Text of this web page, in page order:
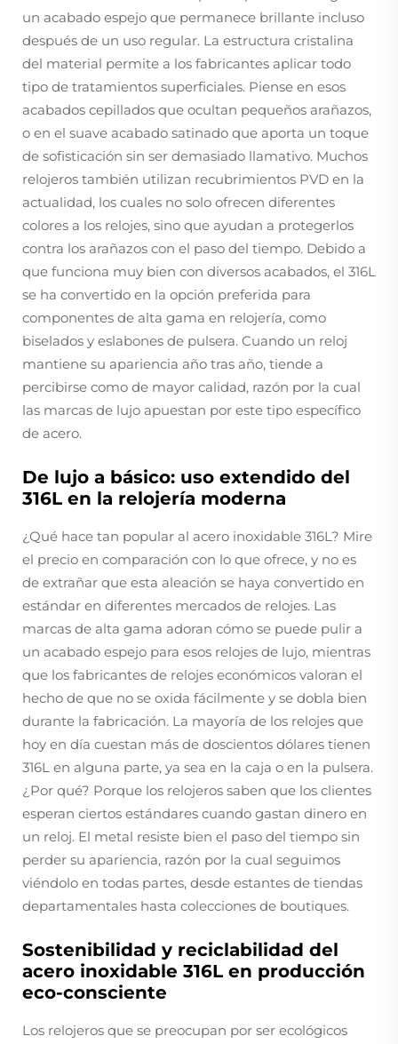
un acabado espejo que permanece brillante incluso
después de un uso regular. La estructura cristalina
del material permite a los fabricantes aplicar todo
tipo de tratamientos superficiales. Piense en esos
acabados cepillados que ocultan pequeños arañazos,
o en el suave acabado satinado que aporta un toque
de sofisticación sin ser demasiado llamativo. Muchos
relojeros también utilizan recubrimientos PVD en la
actualidad, los cuales no solo ofrecen diferentes
colores a los relojes, sino que ayudan a protegerlos
contra los arañazos con el paso del tiempo. Debido a
que funciona muy bien con diversos acabados, el 316L
se ha convertido en la opción preferida para
componentes de alta gama en relojería, como
biselados y eslabones de pulsera. Cuando un reloj
mantiene su apariencia año tras año, tiende a
percibirse como de mayor calidad, razón por la cual
las marcas de lujo apuestan por este tipo específico
de acero.
De lujo a básico: uso extendido del
316L en la relojería moderna
¿Qué hace tan popular al acero inoxidable 316L? Mire
el precio en comparación con lo que ofrece, y no es
de extrañar que esta aleación se haya convertido en
estándar en diferentes mercados de relojes. Las
marcas de alta gama adoran cómo se puede pulir a
un acabado espejo para esos relojes de lujo, mientras
que los fabricantes de relojes económicos valoran el
hecho de que no se oxida fácilmente y se dobla bien
durante la fabricación. La mayoría de los relojes que
hoy en día cuestan más de doscientos dólares tienen
316L en alguna parte, ya sea en la caja o en la pulsera.
¿Por qué? Porque los relojeros saben que los clientes
esperan ciertos estándares cuando gastan dinero en
un reloj. El metal resiste bien el paso del tiempo sin
perder su apariencia, razón por la cual seguimos
viéndolo en todas partes, desde estantes de tiendas
departamentales hasta colecciones de boutiques.
Sostenibilidad y reciclabilidad del
acero inoxidable 316L en producción
eco-consciente
Los relojeros que se preocupan por ser ecológicos